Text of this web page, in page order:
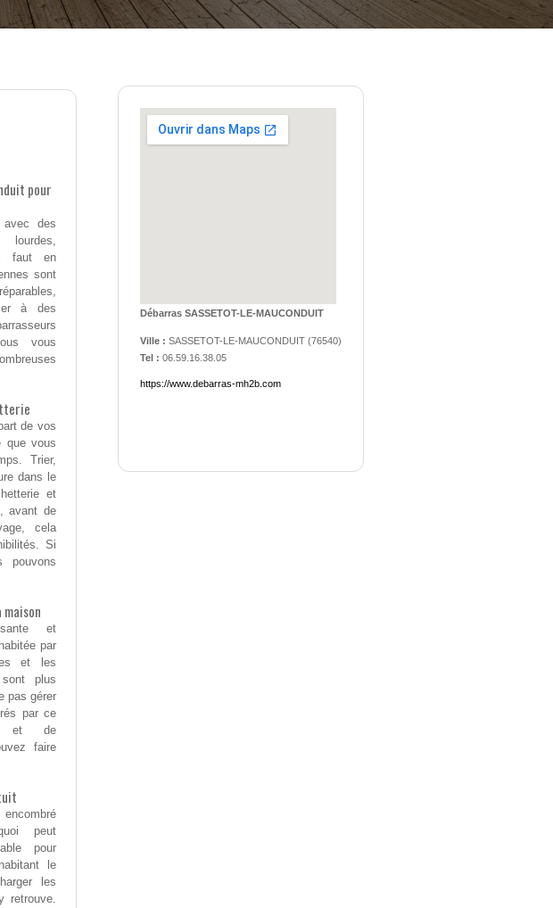
pour
avec des
faut en
sont
à des
vous
de vos
que vous
Trier,
dans le
et
avant de
cela
Si
pouvons
et
par
et les
plus
pas gérer
par ce
et de
faire
peut
pour
le
les
retrouve.
Débarras SASSETOT-LE-MAUCONDUIT
Ville : SASSETOT-LE-MAUCONDUIT (76540)
Tel : 06.59.16.38.05
https://www.debarras-mh2b.com